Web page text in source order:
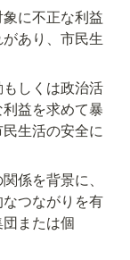
に不正な利益
あり、市民生
もしくは政治活
益を求めて暴
生活の安全に
係を背景に、
つながりを有
または個